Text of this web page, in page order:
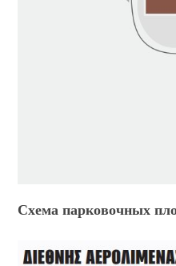
Схема парковочных